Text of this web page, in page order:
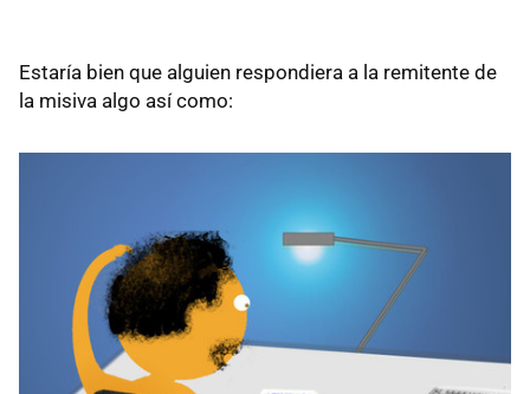
Estaría bien que alguien respondiera a la remitente de
la misiva algo así como: